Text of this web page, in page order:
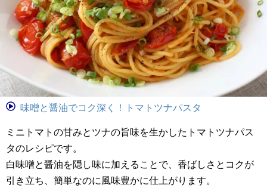
味噌と醤油でコク深く！トマトツナパスタ
ミニトマトの甘みとツナの旨味を生かしたトマトツナパス
タのレシピです。
白味噌と醤油を隠し味に加えることで、香ばしさとコクが
引き立ち、簡単なのに風味豊かに仕上がります。